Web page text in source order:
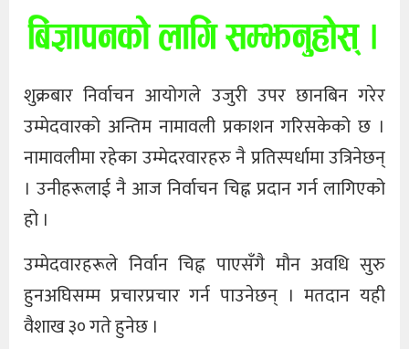
शुक्रबार निर्वाचन आयोगले उजुरी उपर छानबिन गरेर
उम्मेदवारको अन्तिम नामावली प्रकाशन गरिसकेको छ ।
नामावलीमा रहेका उम्मेदरवारहरु नै प्रतिस्पर्धामा उत्रिनेछन्
। उनीहरूलाई नै आज निर्वाचन चिह्न प्रदान गर्न लागिएको
हो ।
उम्मेदवारहरूले निर्वान चिह्न पाएसँगै मौन अवधि सुरु
हुनअघिसम्म प्रचारप्रचार गर्न पाउनेछन् । मतदान यही
वैशाख ३० गते हुनेछ ।